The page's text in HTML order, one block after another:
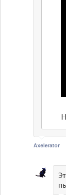
Axelerator